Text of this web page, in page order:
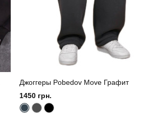
Джоггеры Pobedov Move Графит
1450 грн.